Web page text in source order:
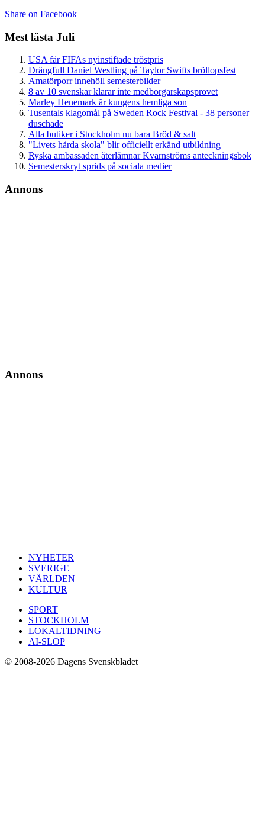
Share on Facebook
Mest lästa Juli
USA får FIFAs nyinstiftade tröstpris
Drängfull Daniel Westling på Taylor Swifts bröllopsfest
Amatörporr innehöll semesterbilder
8 av 10 svenskar klarar inte medborgarskapsprovet
Marley Henemark är kungens hemliga son
Tusentals klagomål på Sweden Rock Festival - 38 personer
duschade
Alla butiker i Stockholm nu bara Bröd & salt
"Livets hårda skola" blir officiellt erkänd utbildning
Ryska ambassaden återlämnar Kvarnströms anteckningsbok
Semesterskryt sprids på sociala medier
Annons
Annons
NYHETER
SVERIGE
VÄRLDEN
KULTUR
SPORT
STOCKHOLM
LOKALTIDNING
AI-SLOP
© 2008-2026 Dagens Svenskbladet